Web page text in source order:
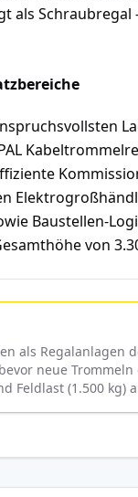
als
Baustellen-
von
als Regalanlagen
neue
Feldlast (1.500